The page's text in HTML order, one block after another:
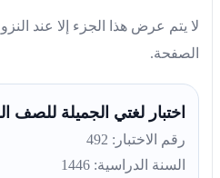
لا يتم عرض هذا الجزء إلا عند
الصفحة.
اختبار لغتي الجميلة للصف
رقم الاختبار: 492
السنة الدراسية: 1446